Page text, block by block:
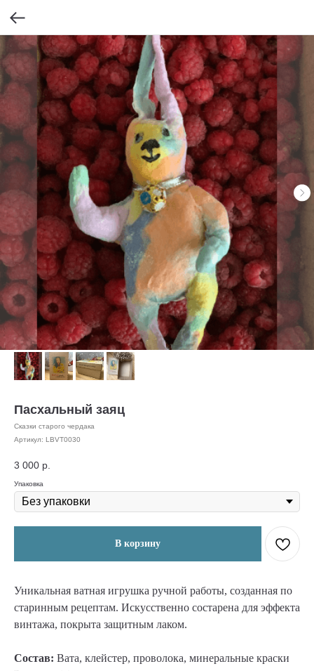
Пасхальный заяц
Сказки старого чердака
Артикул: LBVT0030
3 000 р.
Упаковка
В корзину
Уникальная ватная игрушка ручной работы, созданная по
старинным рецептам. Искусственно состарена для эффекта
винтажа, покрыта защитным лаком.
Состав: Вата, клейстер, проволока, минеральные краски